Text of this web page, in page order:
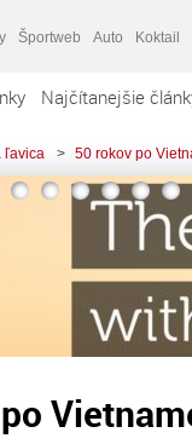
Športweb Auto Koktail
Najčítanejšie
ľavica > 50 rokov po